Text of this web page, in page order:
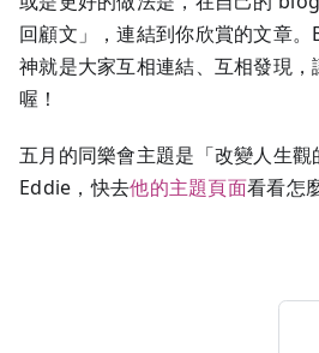
回顧文」，連結到你欣賞的文章
神就是大家互相連結、互相發現
喔！
五月的同樂會主題是「改變人生
Eddie，快去他的主題頁面看看怎